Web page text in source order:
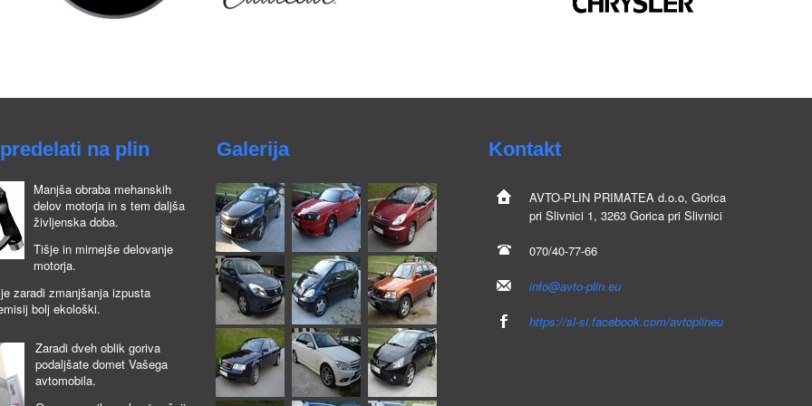
na plin
Manjša obraba mehanskih
delov motorja in s tem daljša
življenska doba.
Tišje in mirnejše delovanje
motorja.
zaradi zmanjšanja izpusta
bolj ekološki.
Zaradi dveh oblik goriva
podaljšate domet Vašega
avtomobila.
Galerija Kontakt
AVTO-PLIN PRIMATEA d.o.o, Gorica
pri Slivnici 1, 3263 Gorica pri Slivnici
070/40-77-66
info@avto-plin.eu
https://sl-si.facebook.com/avtoplineu